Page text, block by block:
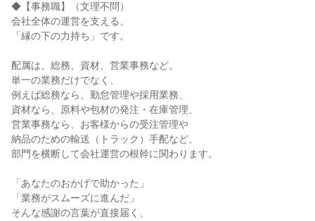
◆【事務職】（文理不問）
会社全体の運営を支える、
「縁の下の力持ち」です。
配属は、総務、資材、営業事務など。
単一の業務だけでなく、
例えば総務なら、勤怠管理や採用業務、
資材なら、原料や包材の発注・在庫管理、
営業事務なら、お客様からの受注管理や
納品のための輸送（トラック）手配など、
部門を横断して会社運営の根幹に関わります。
「あなたのおかげで助かった」
「業務がスムーズに進んだ」
そんな感謝の言葉が直接届く、